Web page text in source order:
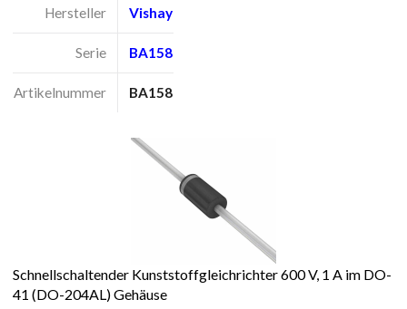
Hersteller Vishay
Serie BA158
Artikelnummer BA158
Schnellschaltender Kunststoffgleichrichter 600 V, 1 A im DO-
41 (DO-204AL) Gehäuse